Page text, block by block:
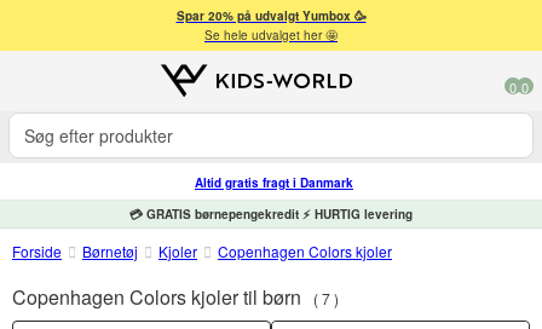
Spar 20% på udvalgt Yumbox 🥳
Se hele udvalget her 🤩
0 0
Altid gratis fragt i Danmark
💳 GRATIS børnepengekredit ⚡ HURTIG levering
Forside Børnetøj Kjoler Copenhagen Colors kjoler
Copenhagen Colors kjoler til børn 7